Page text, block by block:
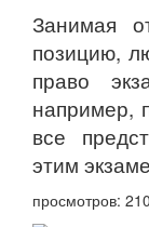
Занимая
позицию,
право
например,
все
этим
просмотров: